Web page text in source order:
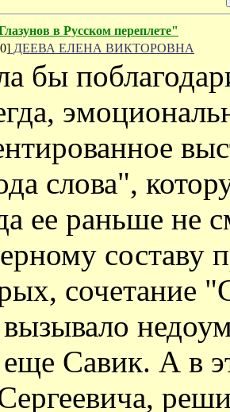
в Русском переплете"
ДЕЕВА ЕЛЕНА ВИКТОРОВНА
бы
слова",
ее раньше не
составу
вызывало
Савик. А в